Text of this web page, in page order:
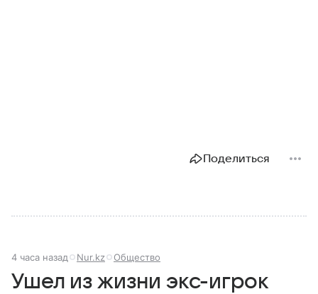
Поделиться
4 часа назад Nur.kz Общество
Ушел из жизни экс-игрок